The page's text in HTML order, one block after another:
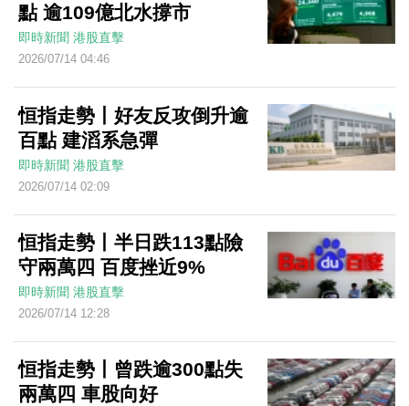
點 逾109億北水撐市
即時新聞 港股直擊
2026/07/14 04:46
恒指走勢丨好友反攻倒升逾
百點 建滔系急彈
即時新聞 港股直擊
2026/07/14 02:09
恒指走勢丨半日跌113點險
守兩萬四 百度挫近9%
即時新聞 港股直擊
2026/07/14 12:28
恒指走勢丨曾跌逾300點失
兩萬四 車股向好